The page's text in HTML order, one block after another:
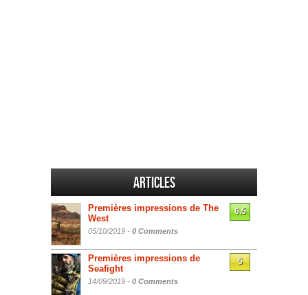
Articles
Premières impressions de The
West
05/10/2019 - 0 Comments
6.5
Premières impressions de
Seafight
14/09/2019 - 0 Comments
5